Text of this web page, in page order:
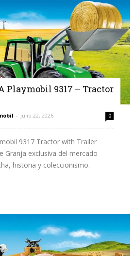
Playmobil 9317 – Tractor
- julio 22, 2026 0
9317 Tractor with Trailer
Granja exclusiva del mercado
historia y coleccionismo.